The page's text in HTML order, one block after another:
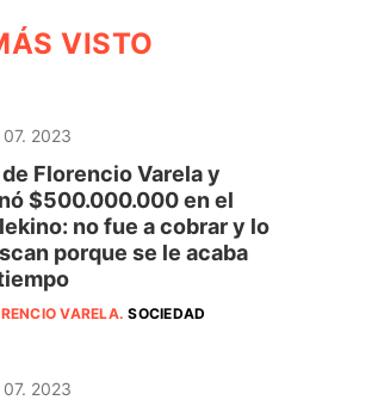
VISTO
2023
de Florencio Varela y
$500.000.000 en el
no fue a cobrar y lo
porque se le acaba
VARELA.SOCIEDAD
2023